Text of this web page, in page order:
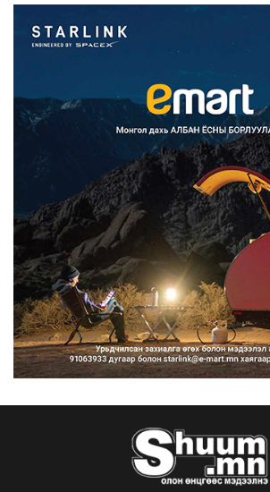
Монгол Улс COP17 бага хуралд 6.5
тэрбум ам.доллары...
2026/08/06
“Улаанбаатар трам” төсөл
хэрэгжсэнээр жилд 446...
2026/08/06
Автомашины улсын дугаар тэгш
тоогоор төгссөн бол ө...